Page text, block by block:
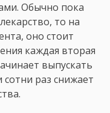
Обычно пока
то на
оно стоит
каждая вторая
выпускать
сотни раз снижает